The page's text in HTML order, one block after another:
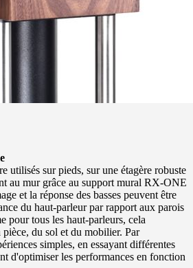
utilisés sur pieds, sur une étagère robuste
au mur grâce au support mural RX-ONE
et la réponse des basses peuvent être
du haut-parleur par rapport aux parois
pour tous les haut-parleurs, cela
du sol et du mobilier. Par
simples, en essayant différentes
d'optimiser les performances en fonction